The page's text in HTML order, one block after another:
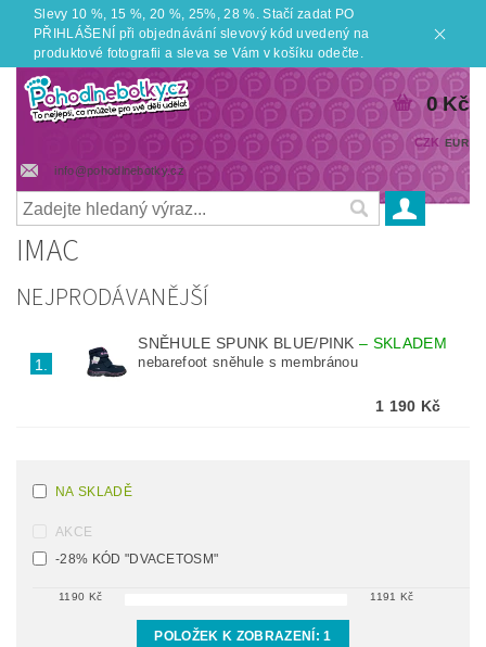
Slevy 10 %, 15 %, 20 %, 25%, 28 %. Stačí zadat PO
PŘIHLÁŠENÍ při objednávání slevový kód uvedený na
produktové fotografii a sleva se Vám v košíku odečte.
info@pohodlnebotky.cz
CZK EUR
0 Kč
IMAC
NEJPRODÁVANĚJŠÍ
1.
SNĚHULE SPUNK BLUE/PINK– SKLADEM
nebarefoot sněhule s membránou
1 190 Kč
NA SKLADĚ
AKCE
-28% KÓD "DVACETOSM"
1190 Kč 1191 Kč
POLOŽEK K ZOBRAZENÍ:1